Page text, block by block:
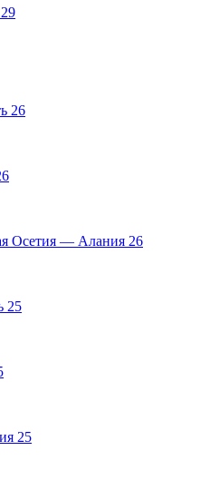
29
26
Осетия — Алания 26
25
25